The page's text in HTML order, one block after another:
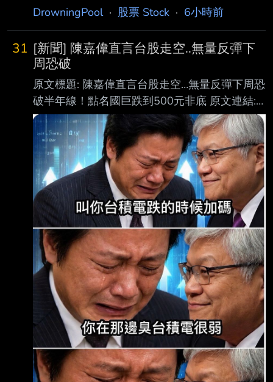
DrowningPool· 股票 Stock · 6小時前
31 [新聞] 陳嘉偉直言台股走空..無量反彈下
周恐破
原文標題: 陳嘉偉直言台股走空…無量反彈下周恐
破半年線！點名國巨跌到500元非底 原文連結:
https://udn.com/news/story/12806/9677420?
from=udn-catebreaknews_ch2 發布時間：
2026-08-07 15:35 記者署名： 聯合新聞網／
綜合報導 原文內容: 台股在經歷短期反彈後，市
場的多空對決又變得熱起來。分析師陳嘉偉在影
音節目中直接開 嗆，強調台股跟國際科技股的
空頭趨勢根本沒變！ 之前大盤的拉抬只不過是
「無量反彈」跟「最後逃命波」，接下來隨